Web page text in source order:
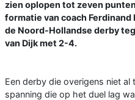
zien oplopen tot zeven
formatie van coach
de Noord-Hollandse derby
van Dijk met 2-4.
Een derby die overigens niet
spanning die op het duel lag